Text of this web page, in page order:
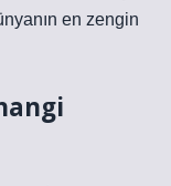
en zengin